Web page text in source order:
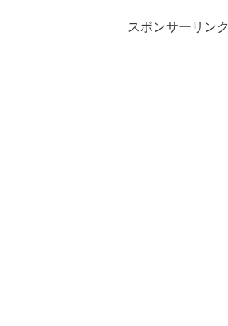
スポンサーリンク